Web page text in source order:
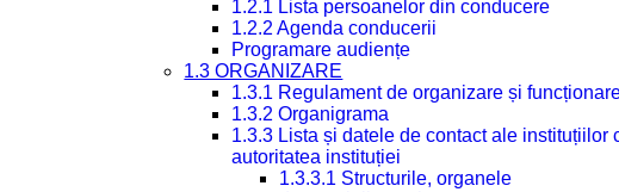
1.2.1 Lista persoanelor din conducere
1.2.2 Agenda conducerii
Programare audiențe
1.3 ORGANIZARE
1.3.1 Regulament de organizare și
1.3.2 Organigrama
1.3.3 Lista și datele de contact ale
autoritatea instituției
1.3.3.1 Structurile, organele